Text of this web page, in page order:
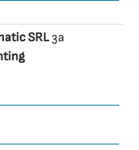
SRLза